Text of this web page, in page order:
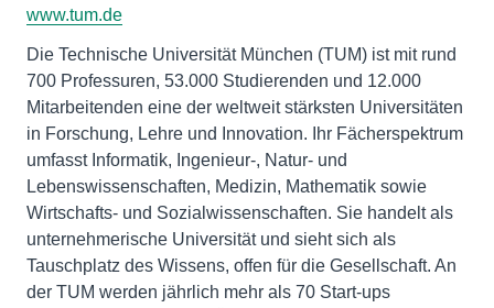
www.tum.de
Die Technische Universität München (TUM) ist mit rund
700 Professuren, 53.000 Studierenden und 12.000
Mitarbeitenden eine der weltweit stärksten Universitäten
in Forschung, Lehre und Innovation. Ihr Fächerspektrum
umfasst Informatik, Ingenieur-, Natur- und
Lebenswissenschaften, Medizin, Mathematik sowie
Wirtschafts- und Sozialwissenschaften. Sie handelt als
unternehmerische Universität und sieht sich als
Tauschplatz des Wissens, offen für die Gesellschaft. An
der TUM werden jährlich mehr als 70 Start-ups